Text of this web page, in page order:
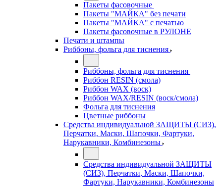
Пакеты фасовочные
Пакеты "МАЙКА" без печати
Пакеты "МАЙКА" с печатью
Пакеты фасовочные в РУЛОНЕ
Печати и штампы
Риббоны, фольга для тиснения
Риббоны, фольга для тиснения
Риббон RESIN (смола)
Риббон WAX (воск)
Риббон WAX/RESIN (воск/смола)
Фольга для тиснения
Цветные риббоны
Средства индивидуальной ЗАЩИТЫ (СИЗ),
Перчатки, Маски, Шапочки, Фартуки,
Нарукавники, Комбинезоны
Средства индивидуальной ЗАЩИТЫ
(СИЗ), Перчатки, Маски, Шапочки,
Фартуки, Нарукавники, Комбинезоны